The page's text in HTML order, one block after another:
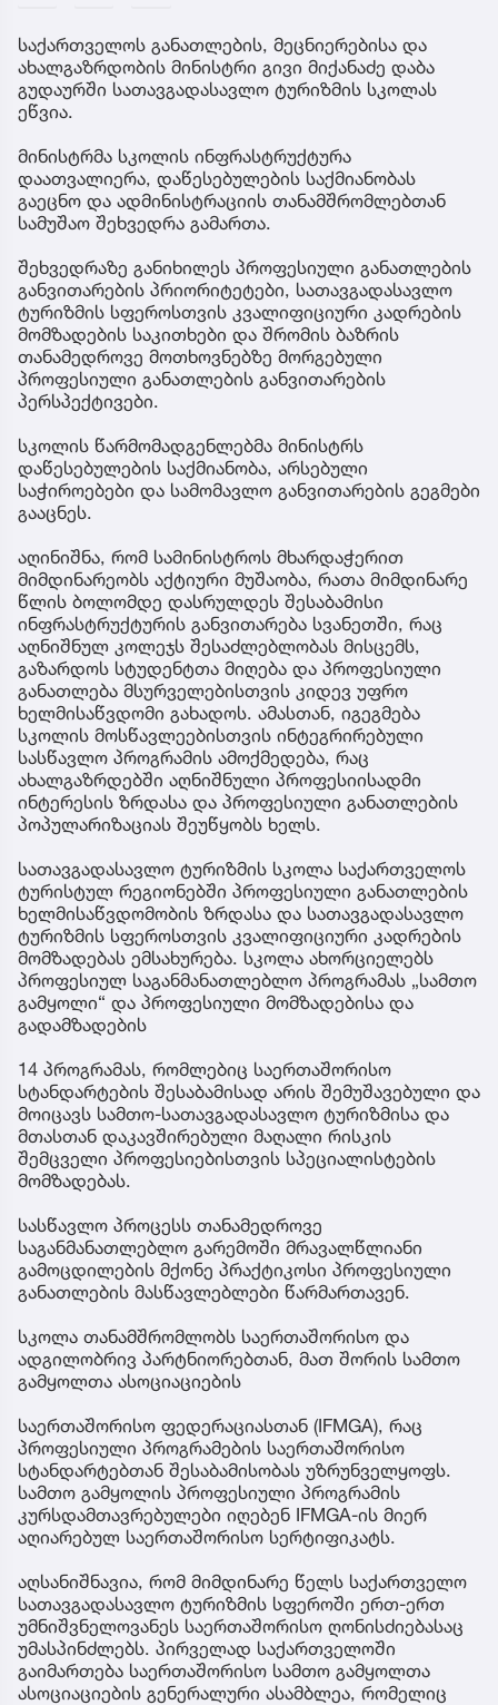
საქართველოს განათლების, მეცნიერებისა და
ახალგაზრდობის მინისტრი გივი მიქანაძე დაბა
გუდაურში სათავგადასავლო ტურიზმის სკოლას
ეწვია.
მინისტრმა სკოლის ინფრასტრუქტურა
დაათვალიერა, დაწესებულების საქმიანობას
გაეცნო და ადმინისტრაციის თანამშრომლებთან
სამუშაო შეხვედრა გამართა.
შეხვედრაზე განიხილეს პროფესიული განათლების
განვითარების პრიორიტეტები, სათავგადასავლო
ტურიზმის სფეროსთვის კვალიფიციური კადრების
მომზადების საკითხები და შრომის ბაზრის
თანამედროვე მოთხოვნებზე მორგებული
პროფესიული განათლების განვითარების
პერსპექტივები.
სკოლის წარმომადგენლებმა მინისტრს
დაწესებულების საქმიანობა, არსებული
საჭიროებები და სამომავლო განვითარების გეგმები
გააცნეს.
აღინიშნა, რომ სამინისტროს მხარდაჭერით
მიმდინარეობს აქტიური მუშაობა, რათა მიმდინარე
წლის ბოლომდე დასრულდეს შესაბამისი
ინფრასტრუქტურის განვითარება სვანეთში, რაც
აღნიშნულ კოლეჯს შესაძლებლობას მისცემს,
გაზარდოს სტუდენტთა მიღება და პროფესიული
განათლება მსურველებისთვის კიდევ უფრო
ხელმისაწვდომი გახადოს. ამასთან, იგეგმება
სკოლის მოსწავლეებისთვის ინტეგრირებული
სასწავლო პროგრამის ამოქმედება, რაც
ახალგაზრდებში აღნიშნული პროფესიისადმი
ინტერესის ზრდასა და პროფესიული განათლების
პოპულარიზაციას შეუწყობს ხელს.
სათავგადასავლო ტურიზმის სკოლა საქართველოს
ტურისტულ რეგიონებში პროფესიული განათლების
ხელმისაწვდომობის ზრდასა და სათავგადასავლო
ტურიზმის სფეროსთვის კვალიფიციური კადრების
მომზადებას ემსახურება. სკოლა ახორციელებს
პროფესიულ საგანმანათლებლო პროგრამას „სამთო
გამყოლი“ და პროფესიული მომზადებისა და
გადამზადების
14 პროგრამას, რომლებიც საერთაშორისო
სტანდარტების შესაბამისად არის შემუშავებული და
მოიცავს სამთო-სათავგადასავლო ტურიზმისა და
მთასთან დაკავშირებული მაღალი რისკის
შემცველი პროფესიებისთვის სპეციალისტების
მომზადებას.
სასწავლო პროცესს თანამედროვე
საგანმანათლებლო გარემოში მრავალწლიანი
გამოცდილების მქონე პრაქტიკოსი პროფესიული
განათლების მასწავლებლები წარმართავენ.
სკოლა თანამშრომლობს საერთაშორისო და
ადგილობრივ პარტნიორებთან, მათ შორის სამთო
გამყოლთა ასოციაციების
საერთაშორისო ფედერაციასთან (IFMGA), რაც
პროფესიული პროგრამების საერთაშორისო
სტანდარტებთან შესაბამისობას უზრუნველყოფს.
სამთო გამყოლის პროფესიული პროგრამის
კურსდამთავრებულები იღებენ IFMGA-ის მიერ
აღიარებულ საერთაშორისო სერტიფიკატს.
აღსანიშნავია, რომ მიმდინარე წელს საქართველო
სათავგადასავლო ტურიზმის სფეროში ერთ-ერთ
უმნიშვნელოვანეს საერთაშორისო ღონისძიებასაც
უმასპინძლებს. პირველად საქართველოში
გაიმართება საერთაშორისო სამთო გამყოლთა
ასოციაციების გენერალური ასამბლეა, რომელიც